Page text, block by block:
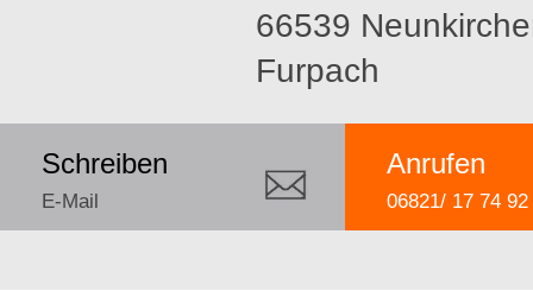
66539
Furpach
Anrufen
06821/ 17 74 92
Schreiben
E-Mail